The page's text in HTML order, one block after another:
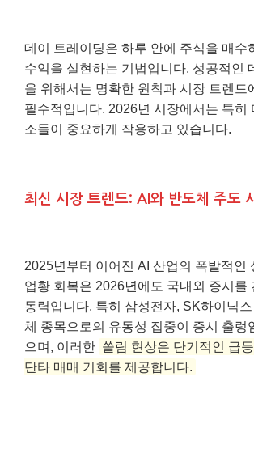
데이 트레이딩은 하루 안에 주식을 매수
수익을 실현하는 기법입니다. 성공적인
을 위해서는 명확한 원칙과 시장 트렌드
필수적입니다. 2026년 시장에서는 특히
소들이 중요하게 작용하고 있습니다.
최신 시장 트렌드: AI와 반도체 주도
2025년부터 이어진 AI 산업의 폭발적인
업황 회복은 2026년에도 국내외 증시를
동력입니다. 특히 삼성전자, SK하이닉
체 종목으로의 유동성 집중이 증시 출렁
으며, 이러한 쏠림 현상은 단기적인 급
단타 매매 기회를 제공합니다.